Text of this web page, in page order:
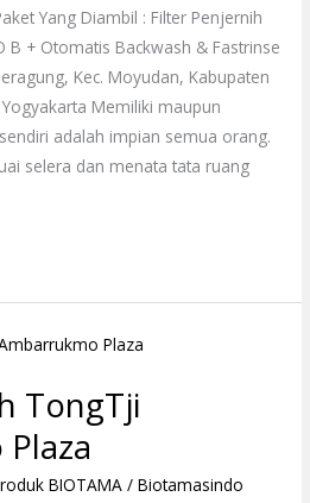
Yang Diambil : Filter Penjernih
B + Otomatis Backwash & Fastrinse
Kec. Moyudan, Kabupaten
Memiliki maupun
adalah impian semua orang.
selera dan menata tata ruang
TongTji
BIOTAMA /Biotamasindo